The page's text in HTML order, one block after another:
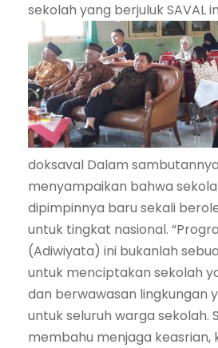
sekolah yang berjuluk SAVAL
doksaval Dalam
menyampaikan bahwa
dipimpinnya baru sekali
untuk tingkat nasional.
(Adiwiyata) ini bukanlah
untuk menciptakan sekolah
dan berwawasan lingkungan
untuk seluruh warga sekolah.
membahu menjaga keasrian,